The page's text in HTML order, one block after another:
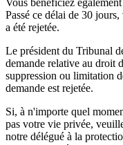
Passé ce délai de 30
a été rejetée.
Le président du Tribunal
demande relative au droit
suppression ou limitation
demande est rejetée.
Si, à n'importe quel
pas votre vie privée,
notre délégué à la